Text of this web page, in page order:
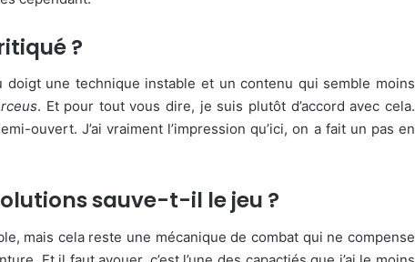
?
une technique instable et un contenu qui semble moins
. Et pour tout vous dire, je suis plutôt d’accord avec cela.
ouvert. J’ai vraiment l’impression qu’ici, on a fait un pas en
sauve-t-il le jeu ?
mais cela reste une mécanique de combat qui ne compense